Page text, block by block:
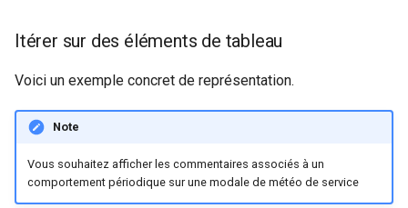
Itérer sur des éléments de tableau
Voici un exemple concret de représentation.
Note
Vous souhaitez afficher les commentaires associés à un
comportement périodique sur une modale de météo de service